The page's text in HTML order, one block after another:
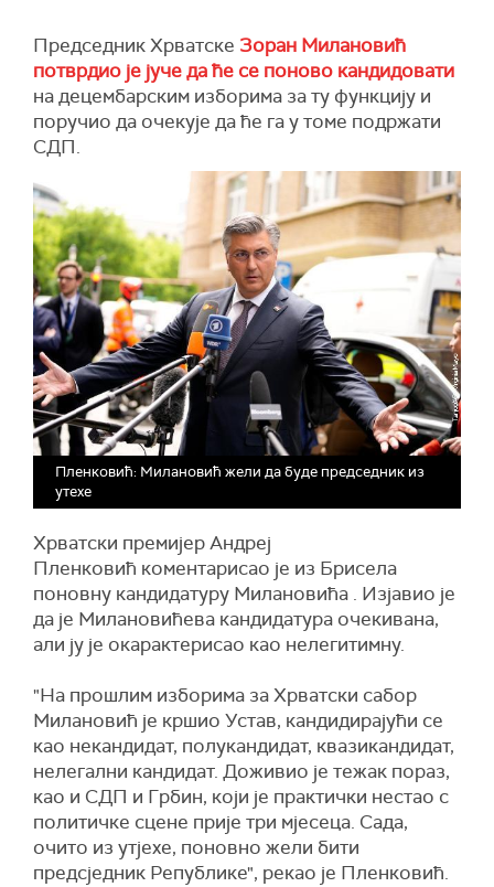
Председник Хрватске Зоран Милановић
потврдио је јуче да ће се поново кандидовати
на децембарским изборима за ту функцију и
поручио да очекује да ће га у томе подржати
СДП.
Пленковић: Милановић жели да буде председник из
утехе
Хрватски премијер Андреј
Пленковић коментарисао је из Брисела
поновну кандидатуру Милановића . Изјавио је
да је Милановићева кандидатура очекивана,
али ју је окарактерисао као нелегитимну.
"На прошлим изборима за Хрватски сабор
Милановић је кршио Устав, кандидирајући се
као некандидат, полукандидат, квазикандидат,
нелегални кандидат. Доживио је тежак пораз,
као и СДП и Грбин, који је практички нестао с
политичке сцене прије три мјесеца. Сада,
очито из утјехе, поновно жели бити
предсједник Републике", рекао је Пленковић.